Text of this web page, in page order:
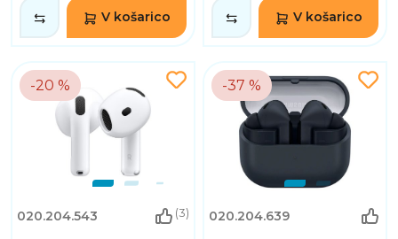
V košarico V košarico
-20 %
020.204.543 (3)
-37 %
020.204.639